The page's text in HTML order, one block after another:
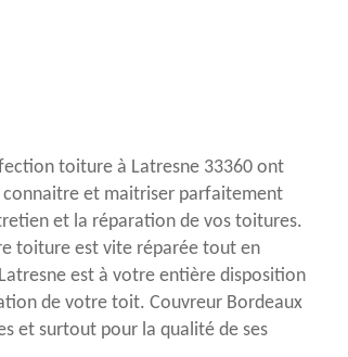
toiture à Latresne 33360 ont
connaitre et maitriser parfaitement
et la réparation de vos toitures.
toiture est vite réparée tout en
est à votre entière disposition
de votre toit. Couvreur Bordeaux
et surtout pour la qualité de ses